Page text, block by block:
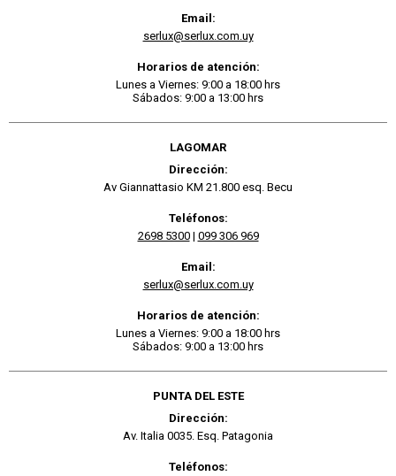
Email:
serlux@serlux.com.uy
Horarios de atención:
Lunes a Viernes: 9:00 a 18:00 hrs
Sábados: 9:00 a 13:00 hrs
LAGOMAR
Dirección:
Av Giannattasio KM 21.800 esq. Becu
Teléfonos:
2698 5300| 099 306 969
Email:
serlux@serlux.com.uy
Horarios de atención:
Lunes a Viernes: 9:00 a 18:00 hrs
Sábados: 9:00 a 13:00 hrs
PUNTA DEL ESTE
Dirección:
Av. Italia 0035. Esq. Patagonia
Teléfonos: